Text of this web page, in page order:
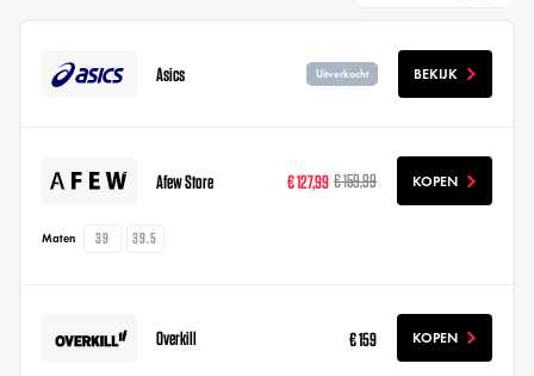
Asics Uitverkocht BEKIJK
Afew Store € 127,99 € 159,99 KOPEN
Maten 39 39.5
Overkill € 159 KOPEN